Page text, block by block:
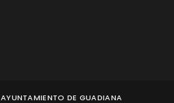
AYUNTAMIENTO DE GUADIANA